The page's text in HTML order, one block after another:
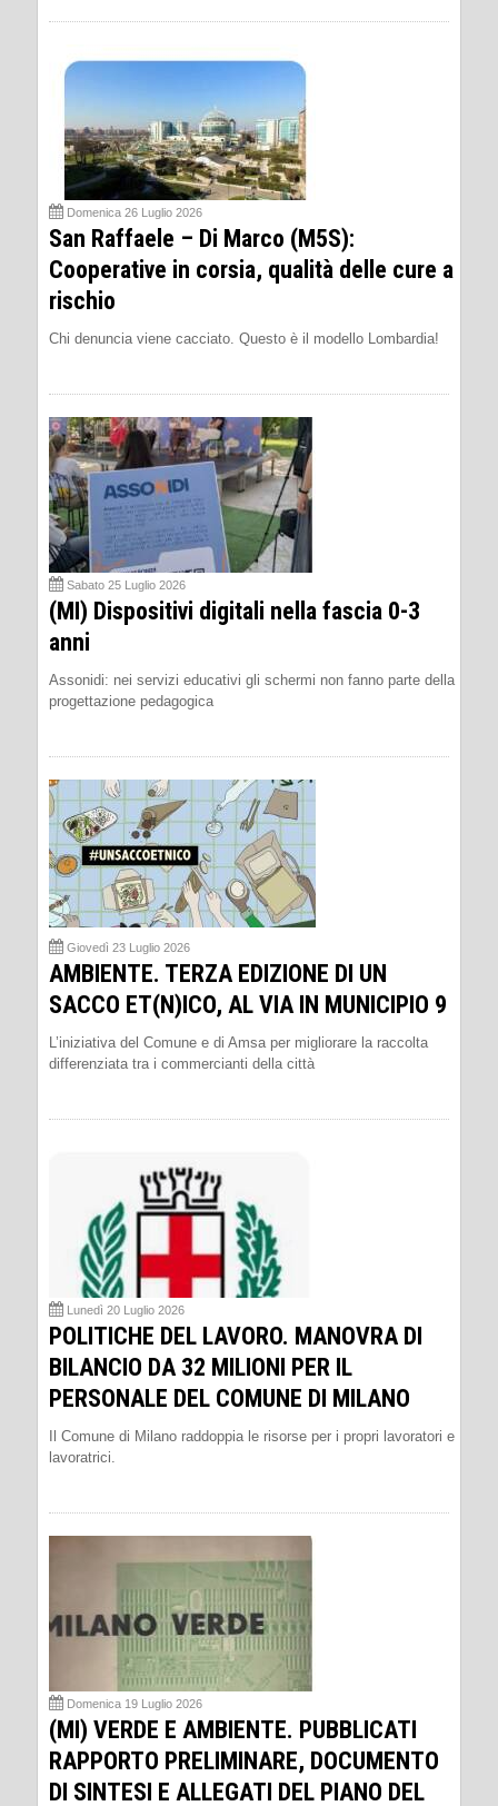
Domenica 26 Luglio 2026
San Raffaele – Di Marco (M5S):
Cooperative in corsia, qualità delle cure a
rischio
Chi denuncia viene cacciato. Questo è il modello Lombardia!
Sabato 25 Luglio 2026
(MI) Dispositivi digitali nella fascia 0-3
anni
Assonidi: nei servizi educativi gli schermi non fanno parte della
progettazione pedagogica
Giovedì 23 Luglio 2026
AMBIENTE. TERZA EDIZIONE DI UN
SACCO ET(N)ICO, AL VIA IN MUNICIPIO 9
L’iniziativa del Comune e di Amsa per migliorare la raccolta
differenziata tra i commercianti della città
Lunedì 20 Luglio 2026
POLITICHE DEL LAVORO. MANOVRA DI
BILANCIO DA 32 MILIONI PER IL
PERSONALE DEL COMUNE DI MILANO
Il Comune di Milano raddoppia le risorse per i propri lavoratori e
lavoratrici.
Domenica 19 Luglio 2026
(MI) VERDE E AMBIENTE. PUBBLICATI
RAPPORTO PRELIMINARE, DOCUMENTO
DI SINTESI E ALLEGATI DEL PIANO DEL